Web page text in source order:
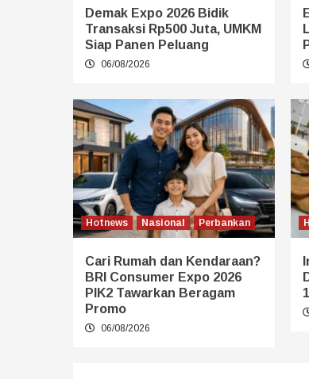
Demak Expo 2026 Bidik
Transaksi Rp500 Juta, UMKM
Siap Panen Peluang
06/08/2026
Hotnews Nasional Perbankan
Cari Rumah dan Kendaraan?
BRI Consumer Expo 2026
PIK2 Tawarkan Beragam
Promo
06/08/2026